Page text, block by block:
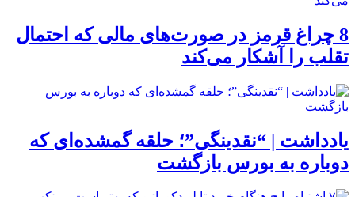
8 چراغ قرمز در صورت‌های مالی که احتمال
تقلب را آشکار می‌کند
یادداشت | “نقدینگی”؛ حلقه گمشده‌ای که
دوباره به بورس بازگشت